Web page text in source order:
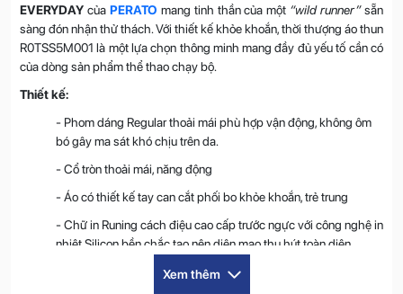
EVERYDAY của PERATO mang tinh thần của một “wild runner”sẵn
sàng đón nhận thử thách. Với thiết kế khỏe khoắn, thời thượng áo thun
R0TSS5M001 là một lựa chọn thông minh mang đầy đủ yếu tố cần có
của dòng sản phẩm thể thao chạy bộ.
Thiết kế:
- Phom dáng Regular thoải mái phù hợp vận động, không ôm
bó gây ma sát khó chịu trên da.
- Cổ tròn thoải mái, năng động
- Áo có thiết kế tay can cắt phối bo khỏe khoắn, trẻ trung
- Chữ in Runing cách điệu cao cấp trước ngực với công nghệ in
nhiệt Silicon bền chắc tạo nên diện mạo thu hút toàn diện
- Bề mặt vải dệt hiệu ứng cao cấp, gia tăng độ "thở" thoáng khí
Xem thêm